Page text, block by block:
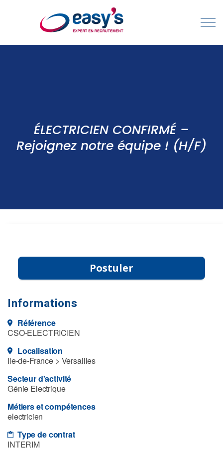
ÉLECTRICIEN CONFIRMÉ –
Rejoignez notre équipe ! (H/F)
Postuler
Informations
Référence
CSO-ELECTRICIEN
Localisation
Ile-de-France > Versailles
Secteur d'activité
Génie Electrique
Métiers et compétences
electricien
Type de contrat
INTERIM